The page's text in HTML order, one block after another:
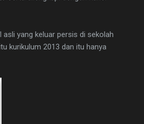
yang keluar persis di sekolah
kurikulum 2013 dan itu hanya